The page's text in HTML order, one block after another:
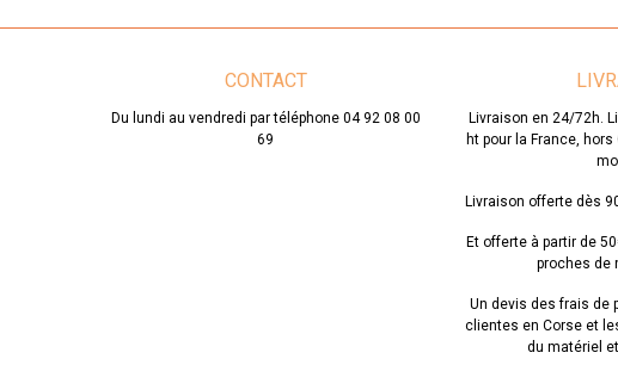
variété de correcteurs
peau et de leurs
prestations et offrir un
CONTACT
Du lundi au vendredi par téléphone 04 92 08 00
69
Livraison en 24/72h.
ht pour la France,
Livraison offerte dès
Et offerte à partir de
proches de
Un devis des frais de
clientes en Corse et
du matériel